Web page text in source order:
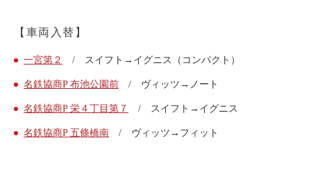
シーン別車種のご案内
名鉄協商パーキング無料
予約アプリ
名鉄ミューズポイント
【車両入替】
一宮第２ / スイフト→イグニス（コンパクト）
名鉄協商P 布池公園前 / ヴィッツ→ノート
名鉄協商P 栄４丁目第７ / スイフト→イグニス
名鉄協商P 五條橋南 / ヴィッツ→フィット